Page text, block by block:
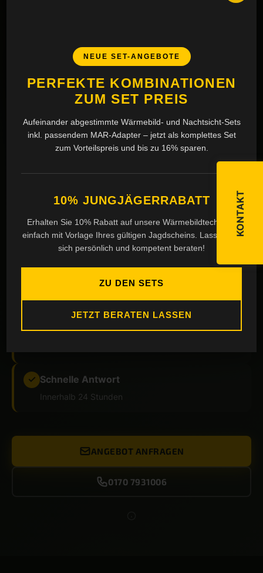
KONTAKT
EXKLUSIV
Fordern Sie Ihr
persönliches Angebot
Individuelle Beratung vom Experten –
maßgeschneidert für Ihre Anforderungen
Persönliche Beratung
Vom Jäger für Jäger
✓ Beste Preise
✓ Schnelle Antwort
Innerhalb 24 Stunden
ANGEBOT ANFRAGEN
0170 7931006
ANTWORTZEIT
NEUE SET-ANGEBOTE
PERFEKTE KOMBINATIONEN
ZUM SET PREIS
Aufeinander abgestimmte Wärmebild- und Nachtsicht-Sets
inkl. passendem MAR-Adapter – jetzt als komplettes Set
zum Vorteilspreis und bis zu 16% sparen.
10% JUNGJÄGERRABATT
Erhalten Sie 10% Rabatt auf unsere Wärmebildtechnik –
einfach mit Vorlage Ihres gültigen Jagdscheins. Lassen Sie
sich persönlich und kompetent beraten!
ZU DEN SETS
JETZT BERATEN LASSEN